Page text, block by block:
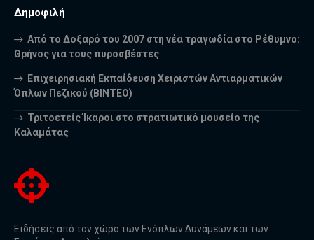
Δημοφιλή
Από το Δοξαρό του 2007 στη νέα τραγωδία στο Ρέθυμνο:
Θρήνος για τους πυροσβέστες
Επιχειρησιακή Εκπαίδευση Χειριστών Αντιαρματικών
Όπλων Πεζικού (ΒΙΝΤΕΟ)
Τριτοετείς Ίκαροι στο στρατιωτικό μουσείο της
Καλαμάτας
Ειδήσεις από τον χώρο των Ενόπλων Δυνάμεων και των